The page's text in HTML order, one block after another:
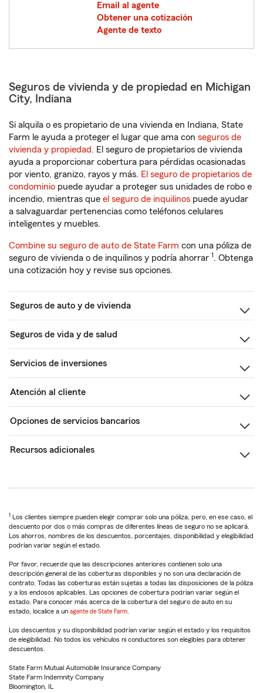
Email al agente
Obtener una cotización
Agente de texto
Seguros de vivienda y de propiedad en Michigan
City, Indiana
Si alquila o es propietario de una vivienda en Indiana, State
Farm le ayuda a proteger el lugar que ama con seguros de
vivienda y propiedad. El seguro de propietarios de vivienda
ayuda a proporcionar cobertura para pérdidas ocasionadas
por viento, granizo, rayos y más. El seguro de propietarios de
condominio puede ayudar a proteger sus unidades de robo e
incendio, mientras que el seguro de inquilinos puede ayudar
a salvaguardar pertenencias como teléfonos celulares
inteligentes y muebles.
Combine su seguro de auto de State Farm con una póliza de
seguro de vivienda o de inquilinos y podría ahorrar 1. Obtenga
una cotización hoy y revise sus opciones.
Seguros de auto y de vivienda
Seguros de vida y de salud
Servicios de inversiones
Atención al cliente
Opciones de servicios bancarios
Recursos adicionales
1 Los clientes siempre pueden elegir comprar solo una póliza, pero, en ese caso, el
descuento por dos o más compras de diferentes líneas de seguro no se aplicará.
Los ahorros, nombres de los descuentos, porcentajes, disponibilidad y elegibilidad
podrían variar según el estado.
Por favor, recuerde que las descripciones anteriores contienen solo una
descripción general de las coberturas disponibles y no son una declaración de
contrato. Todas las coberturas están sujetas a todas las disposiciones de la póliza
y a los endosos aplicables. Las opciones de cobertura podrían variar según el
estado. Para conocer más acerca de la cobertura del seguro de auto en su
estado, localice a un agente de State Farm
Los descuentos y su disponibilidad podrían variar según el estado y los requisitos
de elegibilidad. No todos los vehículos ni conductores son elegibles para obtener
descuentos.
State Farm Mutual Automobile Insurance Company
State Farm Indemnity Company
Bloomington, IL